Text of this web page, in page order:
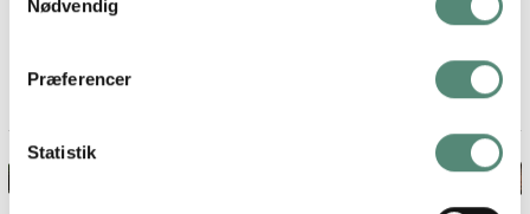
Nødvendig
Præferencer
Statistik